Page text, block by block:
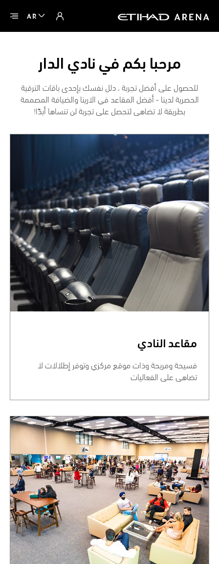
AR
مرحبا بكم في نادي الدار
للحصول على أفضل تجربة ، دلل نفسك بإحدى باقات الترقية
الحصرية لدينا - أفضل المقاعد في الارينا والضيافة المصممة
بطريقة لا تضاهى لتحصل على تجربة لن تنساها أبدًا!
مقاعد النادي
فسيحة ومريحة وذات موقع مركزي وتوفر إطلالات لا
تضاهى على الفعاليات